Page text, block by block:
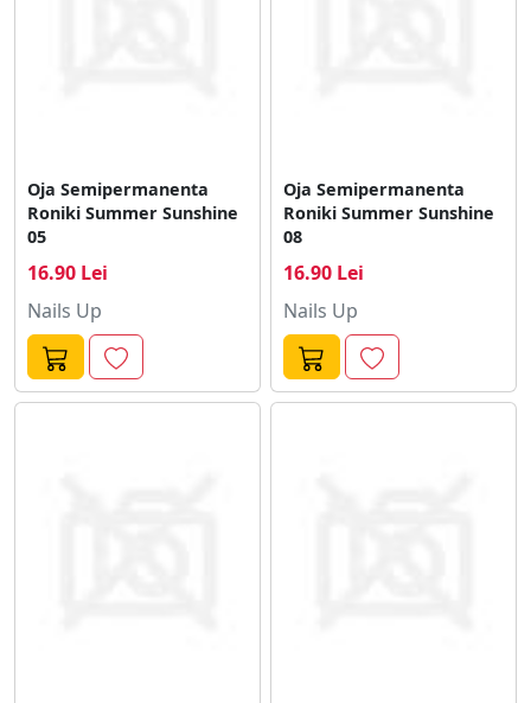
Oja Semipermanenta
Roniki Summer Sunshine
05
16.90 Lei
Nails Up
Oja Semipermanenta
Roniki Summer Sunshine
08
16.90 Lei
Nails Up